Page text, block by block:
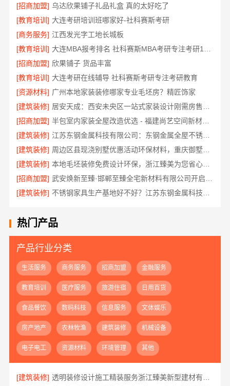
[招商加盟] 乌达欣果铺子礼品礼盒 真的太好吃了
[教育培训] 大连考研培训班哪家好-社科赛斯考研
[商务服务] 江西发光字工地长城板
[教育培训]
[招商加盟] 欣果铺子 货品丰富
[教育培训] 大连考研在线辅导 社科赛斯考研专注考研教育
[资源材料] 广州本地家装装修哪家专业毛坯房？精匠饰家
[建筑装修]
[招商加盟]
半包室内家装全屋改造优选 - 福建尚艺空间新材料科技有限公司
[建筑装修]
江苏东钢金属科技有限公司：东钢金属全屋不锈钢定制本地服务商
[建筑装修]
周边区县现浇别墅优惠活动环保材料，重庆御墅建筑材料有限公司限时促销
[建筑装修]
本地毛坯装修免费设计环保，浙江臻美为您省心省力
[招商加盟]
[建筑装修]
热门产品
产品行业分类
生活服务 商务服务 招商加盟 金融服务
教育培训 医疗服务 旅游住宿 日用百货
食品餐饮 数码科技 信息服务 文体娱乐
房产地产 农林牧渔 建筑装修 机械设备
电子电工 资源材料 环境管理 其他
[建筑装修]